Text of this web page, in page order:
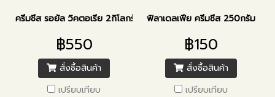
ครีมชีส รอยัล วิคตอเรีย 2กิโลกรัม
฿550
สั่งซื้อสินค้า
เปรียบเทียบ
ฟิลาเดลเฟีย ครีมชีส 250กรัม
฿150
สั่งซื้อสินค้า
เปรียบเทียบ